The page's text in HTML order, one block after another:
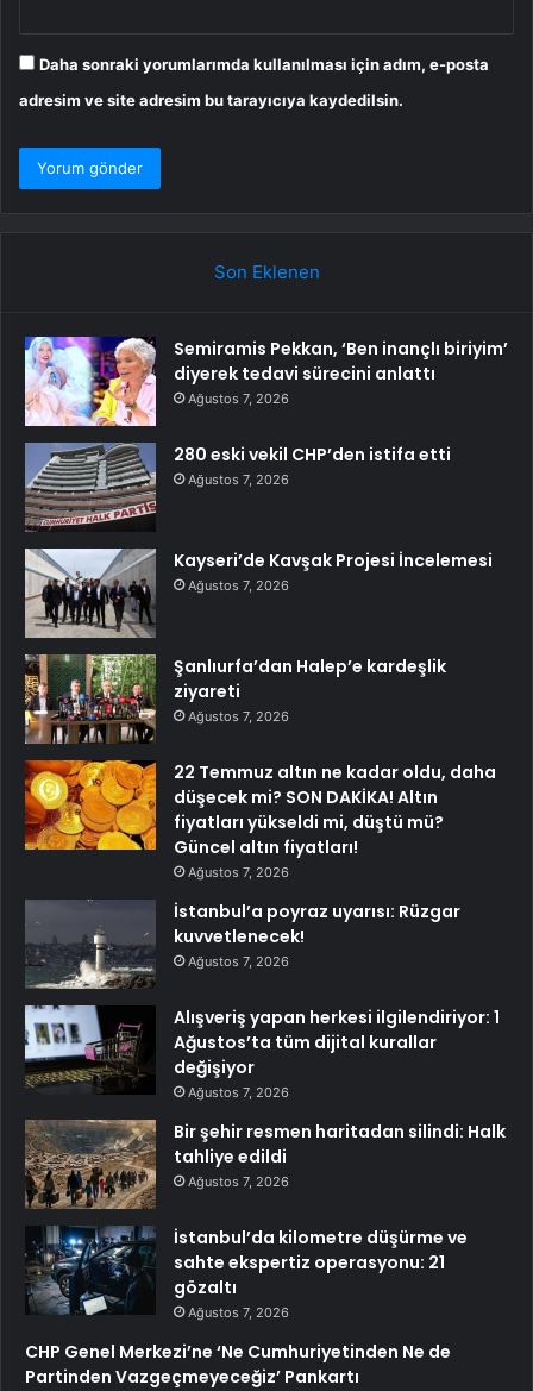
Daha sonraki yorumlarımda kullanılması için adım, e-posta
adresim ve site adresim bu tarayıcıya kaydedilsin.
Son Eklenen
Semiramis Pekkan, ‘Ben inançlı biriyim’
diyerek tedavi sürecini anlattı
Ağustos 7, 2026
280 eski vekil CHP’den istifa etti
Ağustos 7, 2026
Kayseri’de Kavşak Projesi İncelemesi
Ağustos 7, 2026
Şanlıurfa’dan Halep’e kardeşlik
ziyareti
Ağustos 7, 2026
22 Temmuz altın ne kadar oldu, daha
düşecek mi? SON DAKİKA! Altın
fiyatları yükseldi mi, düştü mü?
Güncel altın fiyatları!
Ağustos 7, 2026
İstanbul’a poyraz uyarısı: Rüzgar
kuvvetlenecek!
Ağustos 7, 2026
Alışveriş yapan herkesi ilgilendiriyor: 1
Ağustos’ta tüm dijital kurallar
değişiyor
Ağustos 7, 2026
Bir şehir resmen haritadan silindi: Halk
tahliye edildi
Ağustos 7, 2026
İstanbul’da kilometre düşürme ve
sahte ekspertiz operasyonu: 21
gözaltı
Ağustos 7, 2026
CHP Genel Merkezi’ne ‘Ne Cumhuriyetinden Ne de
Partinden Vazgeçmeyeceğiz’ Pankartı